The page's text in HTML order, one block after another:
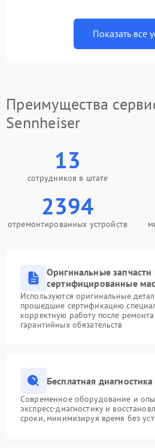
Показать все
Преимущества
Sennheiser
13
сотрудников в штате
2394
отремонтированных устройств
Оригинальные запчасти
сертифицированные
Используются оригинальные
прошедшие сертификацию
корректную работу после
гарантийных обязательств
Бесплатная
Современное оборудование и
экспресс-диагностику и
сроки, минимизируя время без